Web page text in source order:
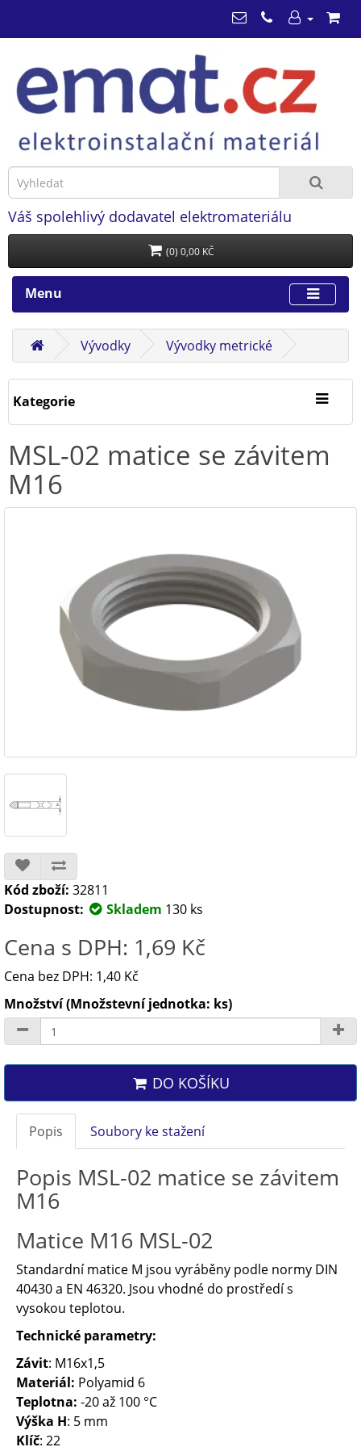
Váš spolehlivý dodavatel elektromateriálu
(0) 0,00 KČ
Menu
Vývodky Vývodky metrické
Kategorie
MSL-02 matice se závitem
M16
Kód zboží: 32811
Dostupnost:
Skladem 130 ks
Cena s DPH: 1,69 Kč
Cena bez DPH: 1,40 Kč
Množství (Množstevní jednotka: ks)
DO KOŠÍKU
Popis Soubory ke stažení
Popis MSL-02 matice se závitem
M16
Matice M16 MSL-02
Standardní matice M jsou vyráběny podle normy DIN
40430 a EN 46320. Jsou vhodné do prostředí s
vysokou teplotou.
Technické parametry:
Závit: M16x1,5
Materiál: Polyamid 6
Teplotna: -20 až 100 °C
Výška H: 5 mm
Klíč: 22